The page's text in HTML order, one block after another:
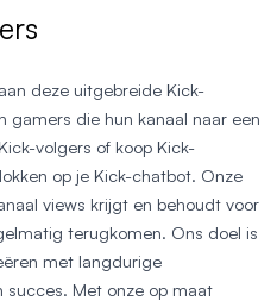
deze uitgebreide Kick-
gamers die hun kanaal naar een
volgers of koop Kick-
op je Kick-chatbot. Onze
views krijgt en behoudt voor
terugkomen. Ons doel is
met langdurige
succes. Met onze op maat